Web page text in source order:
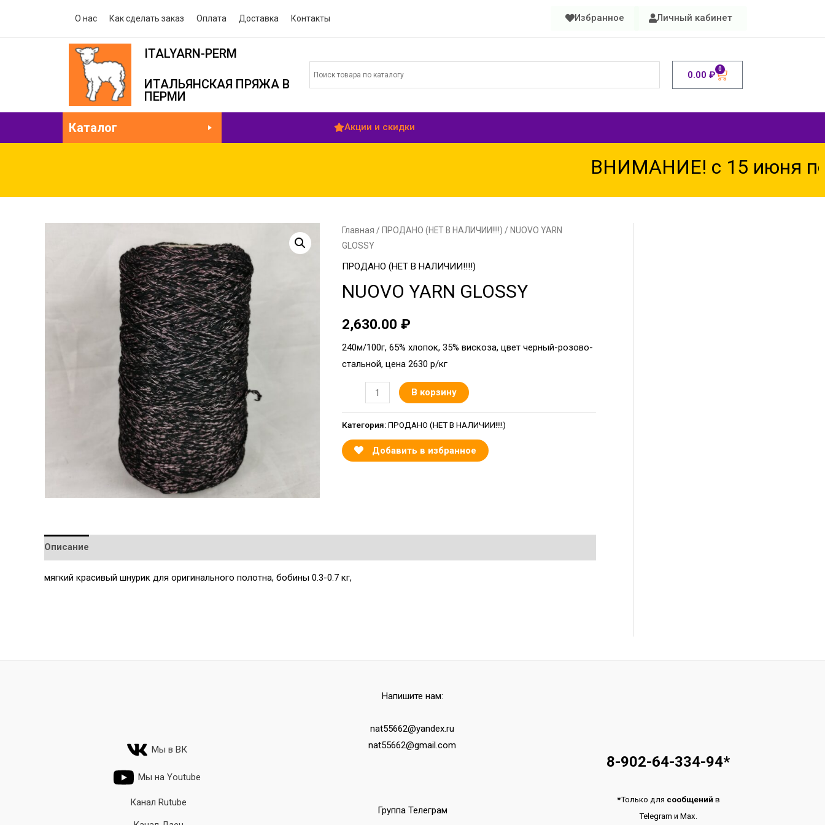
О нас Как сделать заказ Оплата Доставка Контакты Избранное Личный кабинет
ITALYARN-PERM
ИТАЛЬЯНСКАЯ ПРЯЖА В
ПЕРМИ
0.00 ₽ 0
Каталог Акции и скидки
ВНИМАНИЕ! с 15 июня по
Главная / ПРОДАНО (НЕТ В НАЛИЧИИ!!!!) / NUOVO YARN
GLOSSY
ПРОДАНО (НЕТ В НАЛИЧИИ!!!!)
NUOVO YARN GLOSSY
2,630.00₽
240м/100г, 65% хлопок, 35% вискоза, цвет черный-розово-
стальной, цена 2630 р/кг
В корзину
Категория:ПРОДАНО (НЕТ В НАЛИЧИИ!!!!)
Добавить в избранное
Описание
мягкий красивый шнурик для оригинального полотна, бобины 0.3-0.7 кг,
Мы в ВК
Мы на Youtube
Канал Rutube
Напишите нам:
nat55662@yandex.ru
nat55662@gmail.com
Группа Телеграм
8-902-64-334-94*
*Только для сообщений в
TelegramиMax.